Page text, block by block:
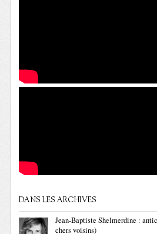
DANS LES ARCHIVES
Jean-Baptiste Shelmerdine :
chers voisins)